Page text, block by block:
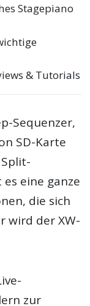
Stagepiano
& Tutorials
Sequenzer,
SD-Karte
eine ganze
die sich
wird der XW-
zur